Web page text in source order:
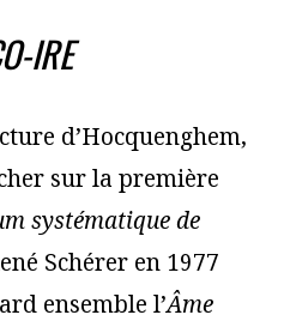
IRE
d’Hocquenghem,
sur la première
systématique de
Schérer en 1977
ensemble l’Âme